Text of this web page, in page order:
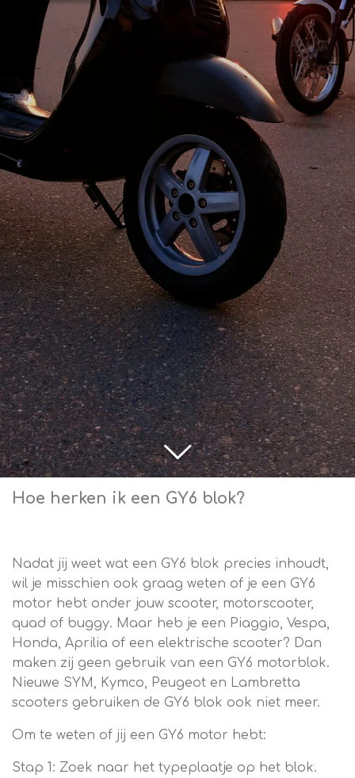
Hoe herken ik een GY6 blok?
Nadat jij weet wat een GY6 blok precies inhoudt,
wil je misschien ook graag weten of je een GY6
motor hebt onder jouw scooter, motorscooter,
quad of buggy. Maar heb je een Piaggio, Vespa,
Honda, Aprilia of een elektrische scooter? Dan
maken zij geen gebruik van een GY6 motorblok.
Nieuwe SYM, Kymco, Peugeot en Lambretta
scooters gebruiken de GY6 blok ook niet meer.
Om te weten of jij een GY6 motor hebt:
Stap 1: Zoek naar het typeplaatje op het blok.